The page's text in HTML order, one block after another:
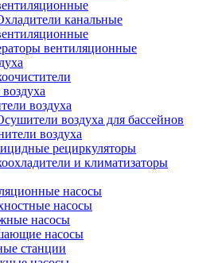
канальные
вентиляционные
воздуха
воздуха для бассейнов
воздуха
рециркуляторы
и климатизаторы
насосы
насосы
насосы
насосы
станции